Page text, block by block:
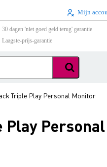
Mijn
30 dagen 'niet goed geld terug' garantie
Laagste-prijs-garantie
Triple Play Personal Monitor
Play